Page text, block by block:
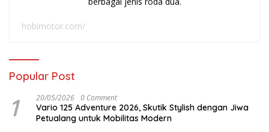
hobimotor.com/
Popular Post
1 20/05/2026 0 Comment
Vario 125 Adventure 2026, Skutik Stylish dengan Jiwa
Petualang untuk Mobilitas Modern